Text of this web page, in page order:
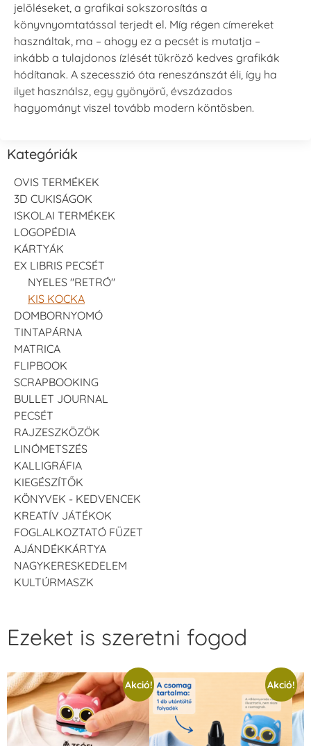
jelöléseket, a grafikai sokszorosítás a
könyvnyomtatással terjedt el. Míg régen címereket
használtak, ma – ahogy ez a pecsét is mutatja –
inkább a tulajdonos ízlését tükröző kedves grafikák
hódítanak. A szecesszió óta reneszánszát éli, így ha
ilyet használsz, egy gyönyörű, évszázados
hagyományt viszel tovább modern köntösben.
Kategóriák
OVIS TERMÉKEK
3D CUKISÁGOK
ISKOLAI TERMÉKEK
LOGOPÉDIA
KÁRTYÁK
EX LIBRIS PECSÉT
NYELES "RETRÓ"
KIS KOCKA
DOMBORNYOMÓ
TINTAPÁRNA
MATRICA
FLIPBOOK
SCRAPBOOKING
BULLET JOURNAL
PECSÉT
RAJZESZKÖZÖK
LINÓMETSZÉS
KALLIGRÁFIA
KIEGÉSZÍTŐK
KÖNYVEK - KEDVENCEK
KREATÍV JÁTÉKOK
FOGLALKOZTATÓ FÜZET
AJÁNDÉKKÁRTYA
NAGYKERESKEDELEM
KULTÚRMASZK
Ezeket is szeretni fogod
Akció! Akció!